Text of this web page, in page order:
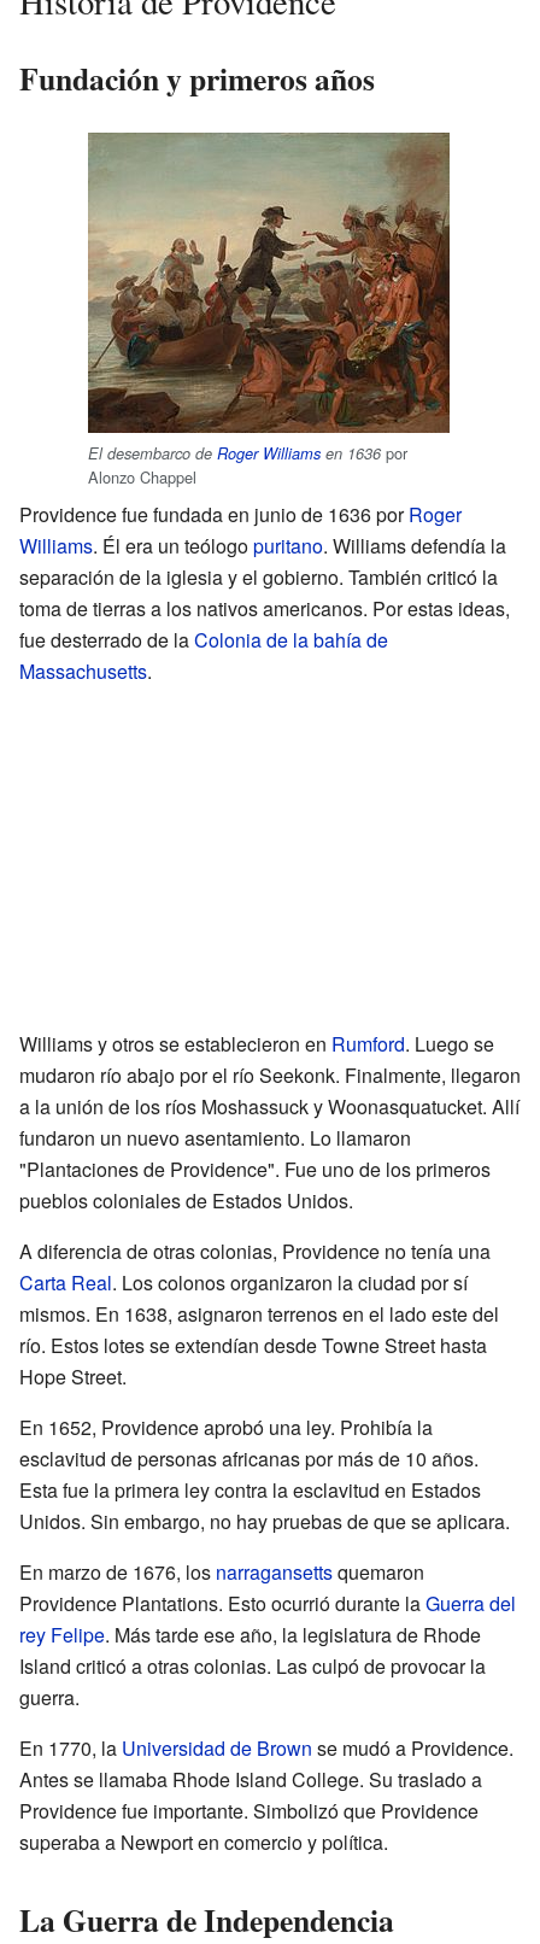
Fundación y primeros años
El desembarco de Roger Williams en 1636 por
Alonzo Chappel
Providence fue fundada en junio de 1636 porRoger
Williams. Él era un teólogopuritano. Williams defendía la
separación de la iglesia y el gobierno. También criticó la
toma de tierras a los nativos americanos. Por estas ideas,
fue desterrado de laColonia de la bahía de
Massachusetts.
Williams y otros se establecieron en Rumford. Luego se
mudaron río abajo por el río Seekonk. Finalmente, llegaron
a la unión de los ríos Moshassuck y Woonasquatucket. Allí
fundaron un nuevo asentamiento. Lo llamaron
"Plantaciones de Providence". Fue uno de los primeros
pueblos coloniales de Estados Unidos.
A diferencia de otras colonias, Providence no tenía una
Carta Real. Los colonos organizaron la ciudad por sí
mismos. En 1638, asignaron terrenos en el lado este del
río. Estos lotes se extendían desde Towne Street hasta
Hope Street.
En 1652, Providence aprobó una ley. Prohibía la
esclavitud de personas africanas por más de 10 años.
Esta fue la primera ley contra la esclavitud en Estados
Unidos. Sin embargo, no hay pruebas de que se aplicara.
En marzo de 1676, los narragansettsquemaron
Providence Plantations. Esto ocurrió durante laGuerra del
rey Felipe. Más tarde ese año, la legislatura de Rhode
Island criticó a otras colonias. Las culpó de provocar la
guerra.
En 1770, la Universidad de Brown se mudó a Providence.
Antes se llamaba Rhode Island College. Su traslado a
Providence fue importante. Simbolizó que Providence
superaba a Newport en comercio y política.
La Guerra de Independencia